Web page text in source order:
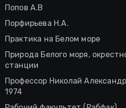
Попов А.В
Порфирьева Н.А.
Практика на Белом море
Природа Белого моря,
станции
Профессор Николай
1974